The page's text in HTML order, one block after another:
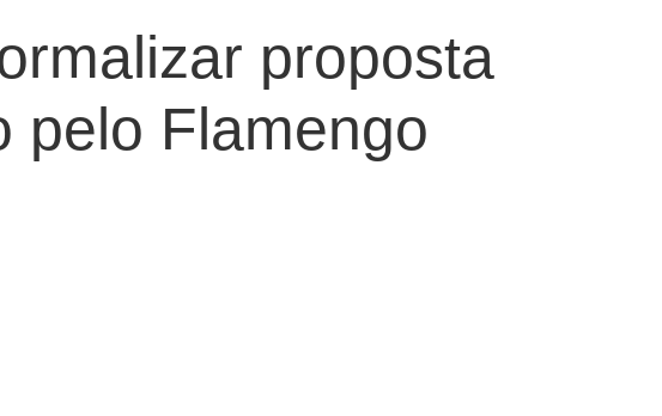
proposta
pelo Flamengo